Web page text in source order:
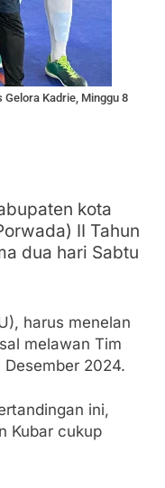
Kadrie, Minggu 8
kota
II Tahun
dua hari Sabtu
harus menelan
melawan Tim
2024.
ini,
Kubar cukup